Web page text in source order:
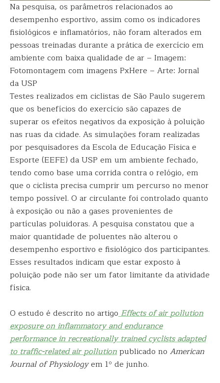
Na pesquisa, os parâmetros relacionados ao
desempenho esportivo, assim como os indicadores
fisiológicos e inflamatórios, não foram alterados em
pessoas treinadas durante a prática de exercício em
ambiente com baixa qualidade de ar – Imagem:
Fotomontagem com imagens PxHere – Arte: Jornal
da USP
Testes realizados em ciclistas de São Paulo sugerem
que os benefícios do exercício são capazes de
superar os efeitos negativos da exposição à poluição
nas ruas da cidade. As simulações foram realizadas
por pesquisadores da Escola de Educação Física e
Esporte (EEFE) da USP em um ambiente fechado,
tendo como base uma corrida contra o relógio, em
que o ciclista precisa cumprir um percurso no menor
tempo possível. O ar circulante foi controlado quanto
à exposição ou não a gases provenientes de
partículas poluidoras. A pesquisa constatou que a
maior quantidade de poluentes não alterou o
desempenho esportivo e fisiológico dos participantes.
Esses resultados indicam que estar exposto à
poluição pode não ser um fator limitante da atividade
física.
O estudo é descrito no artigoEffects of air pollution
exposure on inflammatory and endurance
performance in recreationally trained cyclists adapted
to traffic-related air pollutionpublicado no American
Journal of Physiologyem 1º de junho.